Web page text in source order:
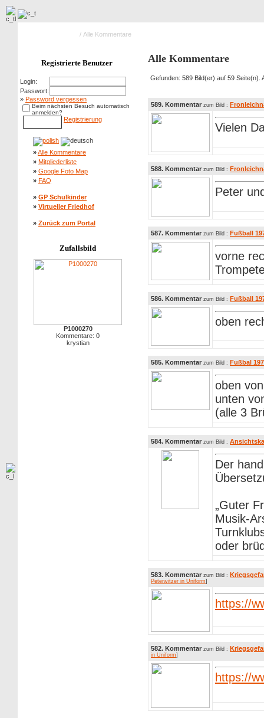
/ Alle Kommentare
Registrierte Benutzer
Login:
Passwort:
» Password vergessen
Beim nächsten Besuch automatisch
anmelden?
Registrierung
»Alle Kommentare
» Mitgliederliste
» Google Foto Map
» FAQ
» GP Schulkinder
» Virtueller Friedhof
» Zurück zum Portal
Zufallsbild
P1000270
Kommentare: 0
krystian
Alle Kommentare
Gefunden: 589 Bild(er) auf 59 Seite(n).
589. Kommentar zum Bild :
Vielen
588. Kommentar zum Bild :
Peter
587. Kommentar zum Bild : Fußball
vorne
586. Kommentar zum Bild : Fußball
oben
585. Kommentar zum Bild : Fußbal
oben
unten
(alle 3
584. Kommentar zum Bild :
Der
„Guter
Musik-
oder
583. Kommentar zum Bild :
Peterwitzer in Uniform]
https://
582. Kommentar zum Bild :
in Uniform]
https://